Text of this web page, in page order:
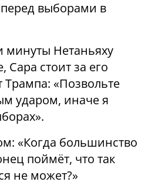
выборами в
минуты Нетаньяху
Сара стоит за его
«Позвольте
ударом, иначе я
«Когда большинство
поймёт, что так
не может?»